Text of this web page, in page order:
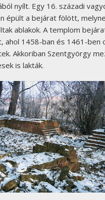
nyílt. Egy 16. századi
épült a bejárat fölött,
ablakok. A templom
1458-ban és 1461-ben
Akkoriban Szentgyörgy
is lakták.